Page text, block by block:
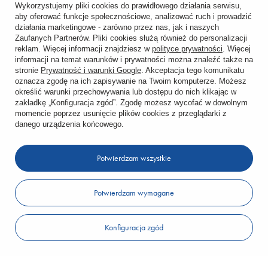
KABE
FARBY KABE AVANT SISI T SP 1,5 MM 25KG
155,00 zł /25kg
Ilość produktów Do koszyka
Wykorzystujemy pliki cookies do prawidłowego działania serwisu,
aby oferować funkcje społecznościowe, analizować ruch i prowadzić
działania marketingowe - zarówno przez nas, jak i naszych
Zaufanych Partnerów. Pliki cookies służą również do personalizacji
reklam. Więcej informacji znajdziesz w polityce prywatności. Więcej
informacji na temat warunków i prywatności można znaleźć także na
stronie Prywatność i warunki Google. Akceptacja tego komunikatu
oznacza zgodę na ich zapisywanie na Twoim komputerze. Możesz
określić warunki przechowywania lub dostępu do nich klikając w
zakładkę „Konfiguracja zgód”. Zgodę możesz wycofać w dowolnym
momencie poprzez usunięcie plików cookies z przeglądarki z
danego urządzenia końcowego.
Potwierdzam wymagane
Konfiguracja zgód
Potwierdzam wszystkie